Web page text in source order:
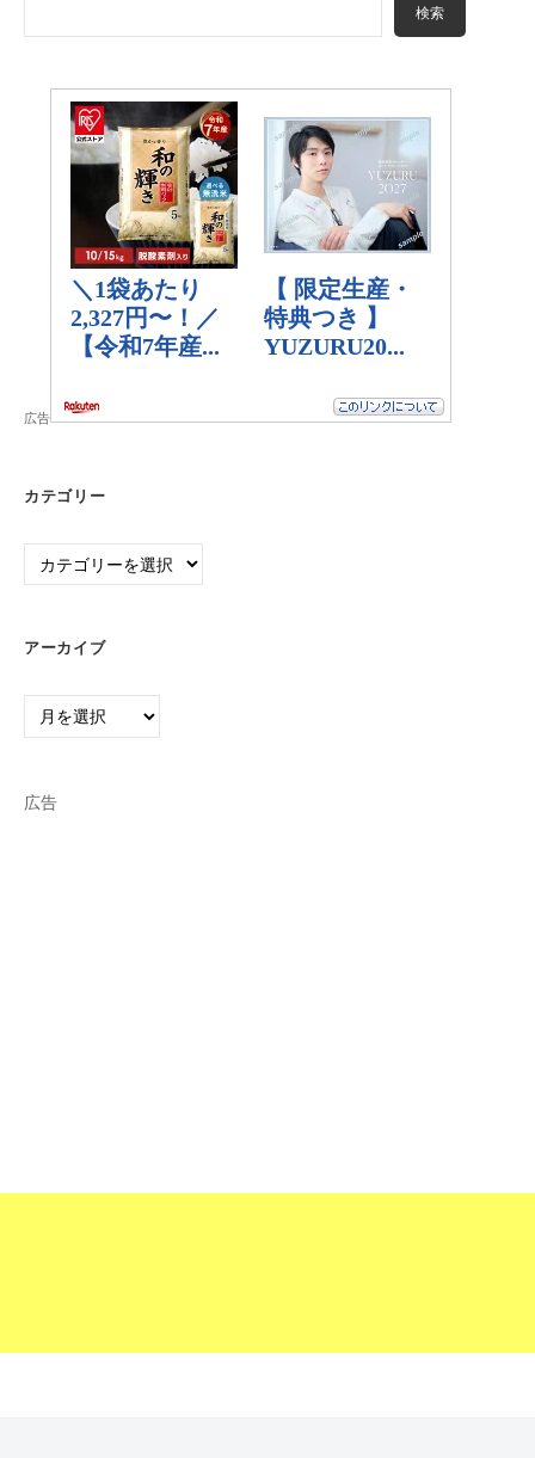
検索
広告
カテゴリー
カ
ー
アーカイブ
ア
ブ
広告